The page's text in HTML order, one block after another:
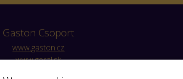
Gaston Csoport
www.gaston.cz
www.goral.sk